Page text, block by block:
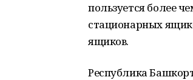
пользуется более
стационарных
ящиков.
Республика